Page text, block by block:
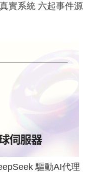
實系統 六起事件源
驅動AI代理